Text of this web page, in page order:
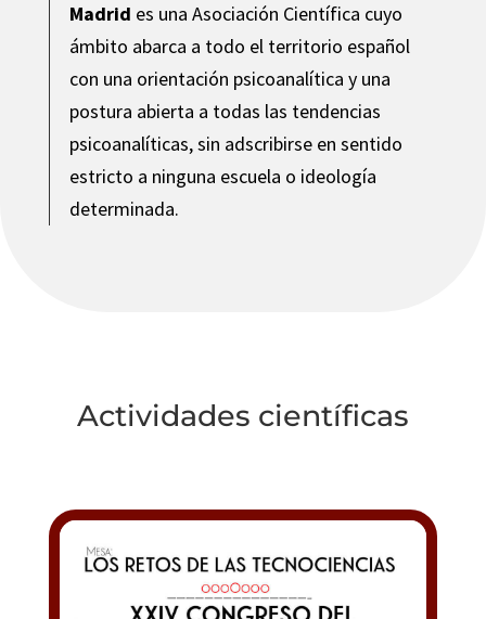
Madrid es una Asociación Científica cuyo
ámbito abarca a todo el territorio español
con una orientación psicoanalítica y una
postura abierta a todas las tendencias
psicoanalíticas, sin adscribirse en sentido
estricto a ninguna escuela o ideología
determinada.
Actividades científicas